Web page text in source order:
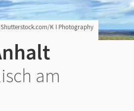
K I Photography
am